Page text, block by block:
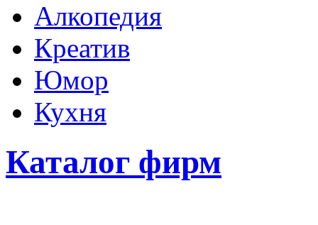
Алкопедия
Креатив
Юмор
Кухня
Каталог фирм